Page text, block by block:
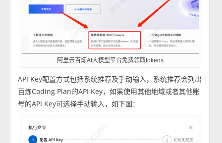
阿里云百炼AI大模型平台免费领取tokens
API Key配置方式包括系统推荐及手动输入，系统推荐会列出
百炼Coding Plan的API Key，如果使用其他地域或者其他账
号的API Key可选择手动输入，如下图：